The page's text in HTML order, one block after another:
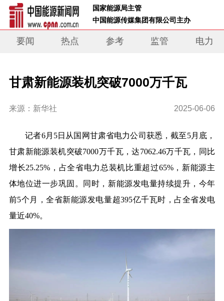
国家能源局主管
中国能源传媒集团有限公司主办
要闻 热点 参考 监管 电力
甘肃新能源装机突破7000万千瓦
来源：新华社 2025-06-06
记者6月5日从国网甘肃省电力公司获悉，截至5月底，
甘肃新能源装机突破7000万千瓦，达7062.46万千瓦，同比
增长25.25%，占全省电力总装机比重超过65%，新能源主
体地位进一步巩固。同时，新能源发电量持续提升，今年
前5个月，全省新能源发电量超395亿千瓦时，占全省发电
量近40%。